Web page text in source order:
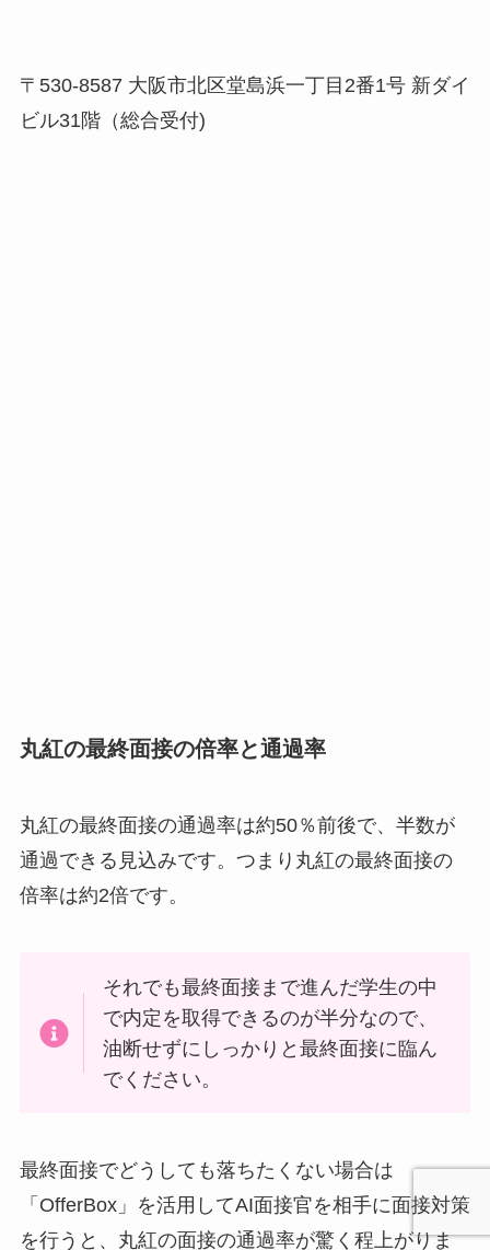
〒530-8587 大阪市北区堂島浜一丁目2番1号 新ダイ
ビル31階（総合受付)
丸紅の最終面接の倍率と通過率
丸紅の最終面接の通過率は約50％前後で、半数が
通過できる見込みです。つまり丸紅の最終面接の
倍率は約2倍です。
それでも最終面接まで進んだ学生の中
で内定を取得できるのが半分なので、
油断せずにしっかりと最終面接に臨ん
でください。
最終面接でどうしても落ちたくない場合は
「OfferBox」を活用してAI面接官を相手に面接対策
を行うと、丸紅の面接の通過率が驚く程上がりま